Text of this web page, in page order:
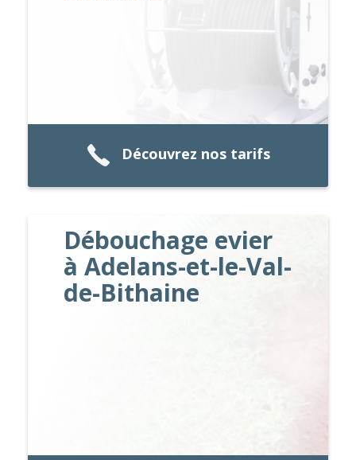
Découvrez nos tarifs
Débouchage evier
à Adelans-et-le-Val-
de-Bithaine